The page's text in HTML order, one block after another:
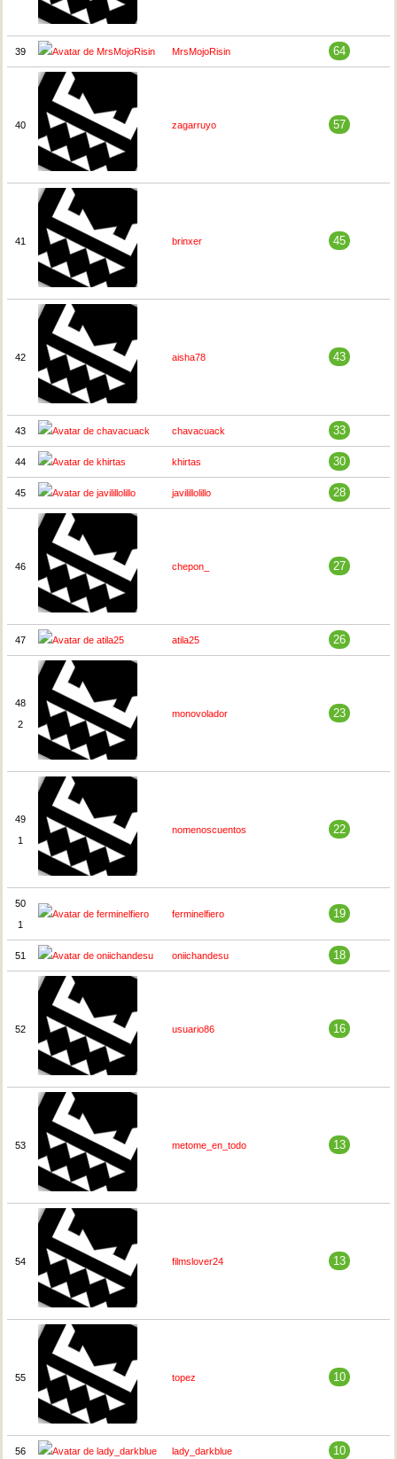
39 MrsMojoRisin 64
40 zagarruyo 57
41 brinxer 45
42 aisha78 43
43 chavacuack 33
44 khirtas 30
45 javilillolillo 28
46 chepon_ 27
47 atila25 26
48
2
monovolador 23
49
1
nomenoscuentos 22
50
1
ferminelfiero 19
51 oniichandesu 18
52 usuario86 16
53 metome_en_todo 13
54 filmslover24 13
55 topez 10
56 lady_darkblue 10